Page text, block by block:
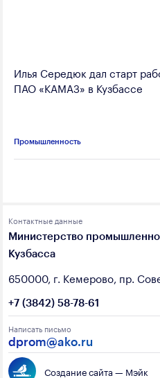
Илья Середюк дал старт
ПАО «КАМАЗ» в Кузбассе
Промышленность
Контактные данные
Министерство
Кузбасса
650000, г. Кемерово, пр.
+7 (3842) 58-78-61
Написать письмо
dprom@ako.ru
Создание сайта — Мэйк